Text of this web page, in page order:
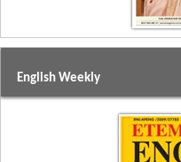
English Weekly